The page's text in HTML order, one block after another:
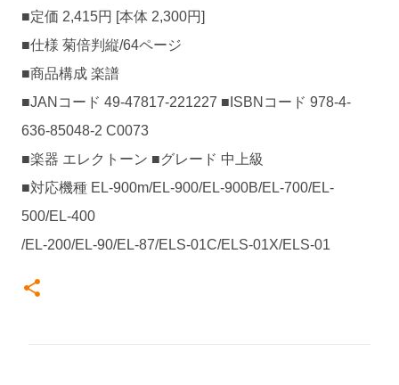
■定価 2,415円 [本体 2,300円]
■仕様 菊倍判縦/64ページ
■商品構成 楽譜
■JANコード 49-47817-221227 ■ISBNコード 978-4-
636-85048-2 C0073
■楽器 エレクトーン ■グレード 中上級
■対応機種 EL-900m/EL-900/EL-900B/EL-700/EL-
500/EL-400
/EL-200/EL-90/EL-87/ELS-01C/ELS-01X/ELS-01